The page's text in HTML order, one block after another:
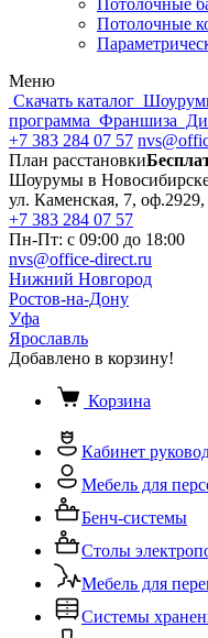
Потолочные
Меню
Скачать каталог
программа Франшиза
+7 383 284 07 57
План расстановки
Шоурумы в
ул. Каменская, 7,
+7 383 284 07 57
Пн-Пт: с 09:00 до 18:00
nvs@office-direct.ru
Нижний Новгород
Ростов-на-Дону
Уфа
Ярославль
Добавлено в корзину!
Корзина
Кабинет
Мебель для
Бенч-системы
Столы
Мебель для
Системы